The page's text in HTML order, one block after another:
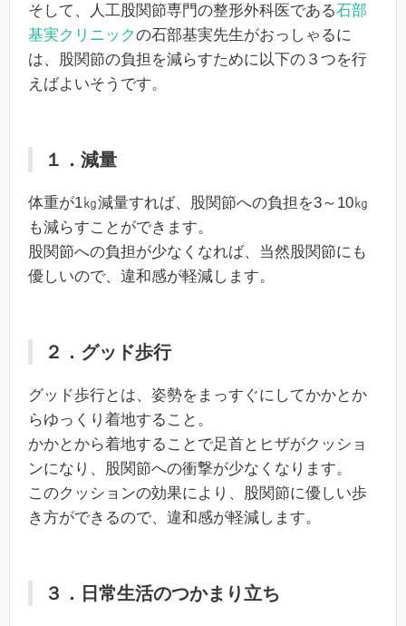
そして、人工股関節専門の整形外科医である石部
基実クリニックの石部基実先生がおっしゃるに
は、股関節の負担を減らすために以下の３つを行
えばよいそうです。
１．減量
体重が1㎏減量すれば、股関節への負担を3～10㎏
も減らすことができます。
股関節への負担が少なくなれば、当然股関節にも
優しいので、違和感が軽減します。
２．グッド歩行
グッド歩行とは、姿勢をまっすぐにしてかかとか
らゆっくり着地すること。
かかとから着地することで足首とヒザがクッショ
ンになり、股関節への衝撃が少なくなります。
このクッションの効果により、股関節に優しい歩
き方ができるので、違和感が軽減します。
３．日常生活のつかまり立ち